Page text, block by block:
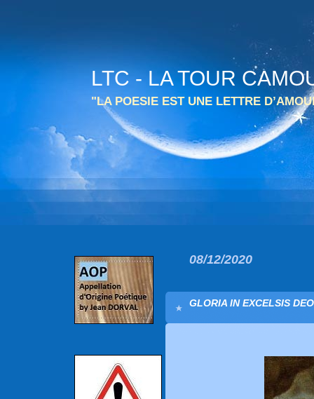
LTC - LA TOUR
"LA POESIE EST UNE LETTRE
08/12/2020
GLORIA IN EXCELSIS